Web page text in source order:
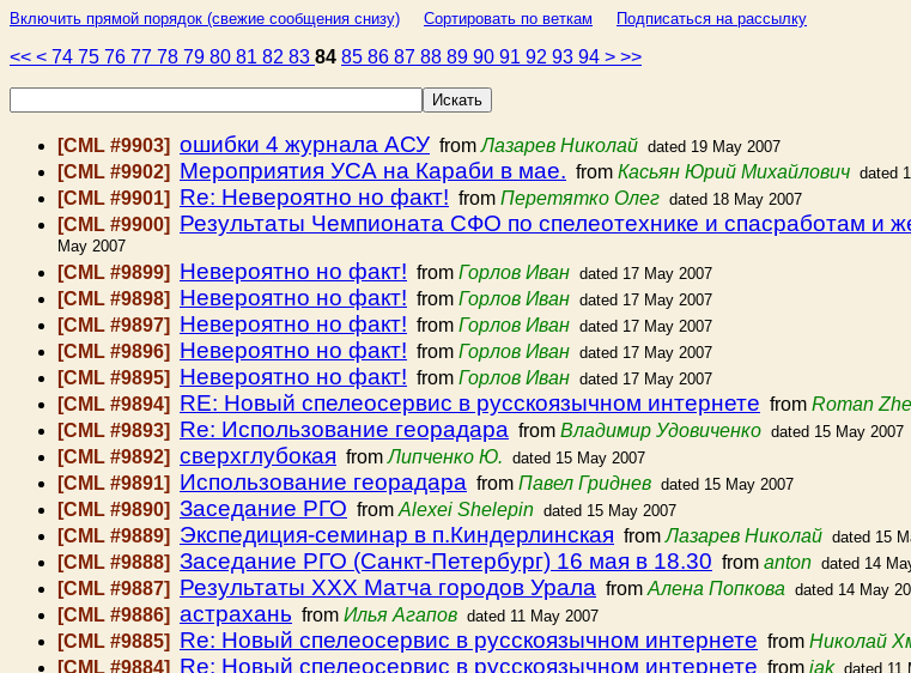
Включить прямой порядок (свежие сообщения снизу) Сортировать по веткам Подписаться на рассылку
<< < 74 75 76 77 78 79 80 81 82 83 84 85 86 87 88 89 90 91 92 93 94 > >>
[CML #9903] ошибки 4 журнала АСУ fromЛазарев Николай dated 19 May 2007
[CML #9902] Мероприятия УСА на Караби в мае. from Касьян Юрий Михайлович dated
[CML #9901] Re: Невероятно но факт! from Перетятко Олег dated 18 May 2007
[CML #9900] Результаты Чемпионата СФО по спелеотехнике и спасработам и
May 2007
[CML #9899]
Невероятно но факт! from Горлов Иван dated 17 May 2007
[CML #9898] Невероятно но факт! from Горлов Иван dated 17 May 2007
[CML #9897] Невероятно но факт! from Горлов Иван dated 17 May 2007
[CML #9896] Невероятно но факт! from Горлов Иван dated 17 May 2007
[CML #9895] Невероятно но факт! from Горлов Иван dated 17 May 2007
[CML #9894] RE: Новый спелеосервис в русскоязычном интернете from Roman
[CML #9893] Re: Использование георадара from Владимир Удовиченко dated 15 May 2007
[CML #9892] сверхглубокая fromЛипченко Ю. dated 15 May 2007
[CML #9891] Использование георадара from Павел Гриднев dated 15 May 2007
[CML #9890] Заседание РГО from Alexei Shelepin dated 15 May 2007
[CML #9889] Экспедиция-семинар в п.Киндерлинская fromЛазарев Николай dated 15
[CML #9888] Заседание РГО (Санкт-Петербург) 16 мая в 18.30 from anton dated 14
[CML #9887] Результаты ХХХ Матча городов Урала from Алена Попкова dated 14 May
[CML #9886] астрахань from Илья Агапов dated 11 May 2007
[CML #9885] Re: Новый спелеосервис в русскоязычном интернете from Николай
[CML #9884] Re: Новый спелеосервис в русскоязычном интернете from jak dated 11